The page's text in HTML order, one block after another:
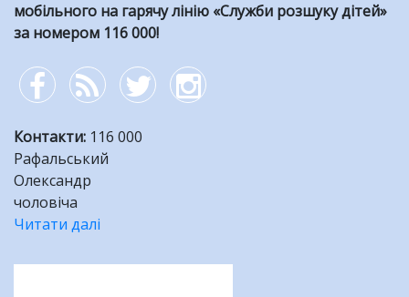
мобільного на гарячу лінію «Служби розшуку дітей»
за номером 116 000!
Контакти: 116 000
Рафальський
Олександр
чоловіча
Читати далі
Харківській
Розбивка